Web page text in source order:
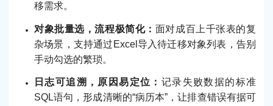
移需求。
对象批量选，流程极简化： 面对成百上千张表的复
杂场景，支持通过Excel导入待迁移对象列表，告别
手动勾选的繁琐。
日志可追溯，原因易定位： 记录失败数据的标准
SQL语句，形成清晰的“病历本”，让排查错误有据可